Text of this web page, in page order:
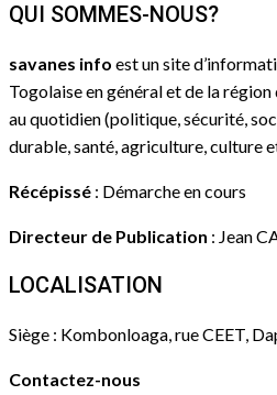
QUI SOMMES-NOUS?
savanes info est un site
Togolaise en général et de la
au quotidien (politique, sécurité,
durable, santé, agriculture, culture
Récépissé : Démarche en cours
Directeur de Publication : Jean
LOCALISATION
Siège : Kombonloaga, rue CEET,
Contactez-nous